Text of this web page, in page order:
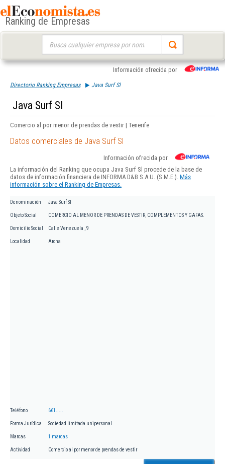
Ranking de Empresas
Información ofrecida por
Directorio Ranking Empresas Java Surf Sl
Java Surf Sl
Comercio al por menor de prendas de vestir | Tenerife
Datos comerciales de Java Surf Sl
Información ofrecida por
La información del Ranking que ocupa Java Surf Sl procede de la base de
datos de información financiera de INFORMA D&B S.A.U. (S.M.E.). Más
información sobre el Ranking de Empresas.
Denominación Java Surf Sl
Objeto Social COMERCIO AL MENOR DE PRENDAS DE VESTIR, COMPLEMENTOS Y GAFAS.
Domicilio Social Calle Venezuela , 9
Localidad Arona
Teléfono 661.....
Forma Jurídica Sociedad limitada unipersonal
Marcas 1 marcas
Actividad Comercio al por menor de prendas de vestir